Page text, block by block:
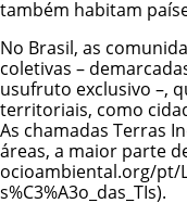
também habitam
No Brasil, as
coletivas –
usufruto exclusivo –,
territoriais, como
As chamadas Terras
áreas, a maior parte
.